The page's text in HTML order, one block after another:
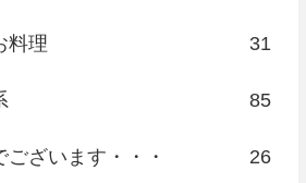
料理 31
85
ございます・・・ 26